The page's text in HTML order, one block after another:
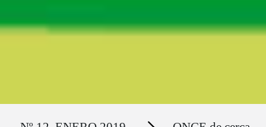
Secciones